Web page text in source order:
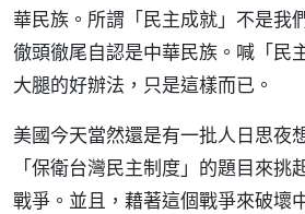
華民族。所謂「民主成就」不是我
徹頭徹尾自認是中華民族。喊「民
大腿的好辦法，只是這樣而已。
美國今天當然還是有一批人日思夜
「保衛台灣民主制度」的題目來挑
戰爭。並且，藉著這個戰爭來破壞